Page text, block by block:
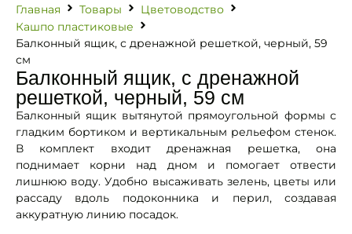
Главная Товары
Цветоводство
Кашпо пластиковые
Балконный ящик, с дренажной решеткой, черный, 59
см
Балконный ящик, с дренажной
решеткой, черный, 59 см
Балконный ящик вытянутой прямоугольной формы с
гладким бортиком и вертикальным рельефом стенок.
В комплект входит дренажная решетка, она
поднимает корни над дном и помогает отвести
лишнюю воду. Удобно высаживать зелень, цветы или
рассаду вдоль подоконника и перил, создавая
аккуратную линию посадок.